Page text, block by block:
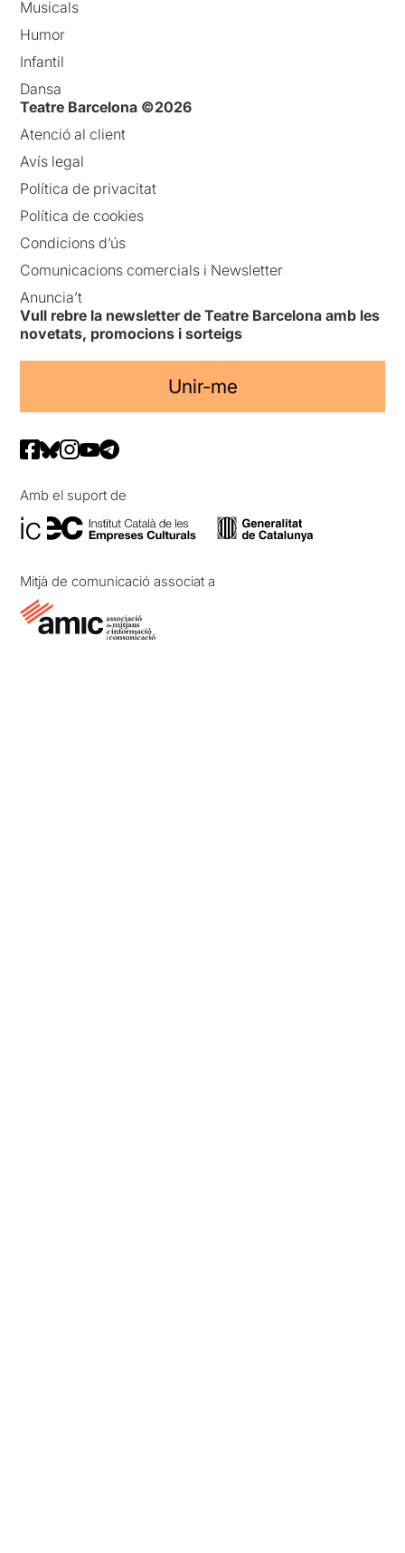
Musicals
Humor
Infantil
Dansa
Teatre Barcelona ©2026
Atenció al client
Avís legal
Política de privacitat
Política de cookies
Condicions d’ús
Comunicacions comercials i Newsletter
Anuncia’t
Vull rebre la newsletter de Teatre Barcelona amb les
novetats, promocions i sorteigs
Unir-me
Amb el suport de
Mitjà de comunicació associat a